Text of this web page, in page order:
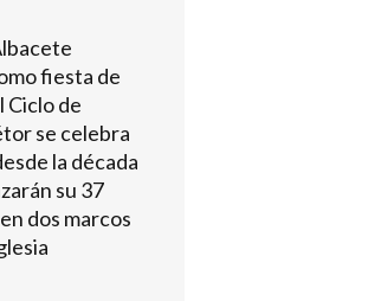
fiesta de
Ciclo de
se celebra
la década
su 37
dos marcos